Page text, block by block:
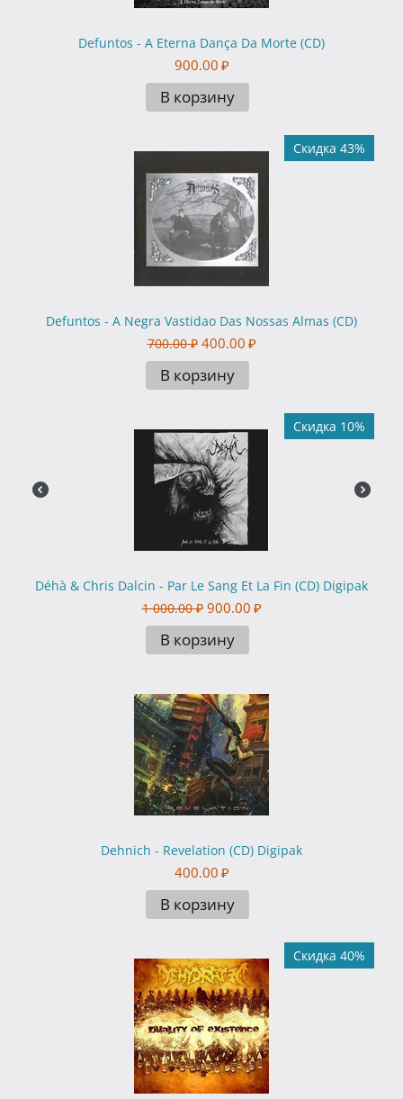
Defuntos - A Eterna Dança Da Morte (CD)
900.00 ₽
В корзину
Скидка 43%
Defuntos - A Negra Vastidao Das Nossas Almas (CD)
700.00 ₽ 400.00 ₽
В корзину
Скидка 10%
Déhà & Chris Dalcin - Par Le Sang Et La Fin (CD) Digipak
1 000.00 ₽ 900.00 ₽
В корзину
Dehnich - Revelation (CD) Digipak
400.00 ₽
В корзину
Скидка 40%